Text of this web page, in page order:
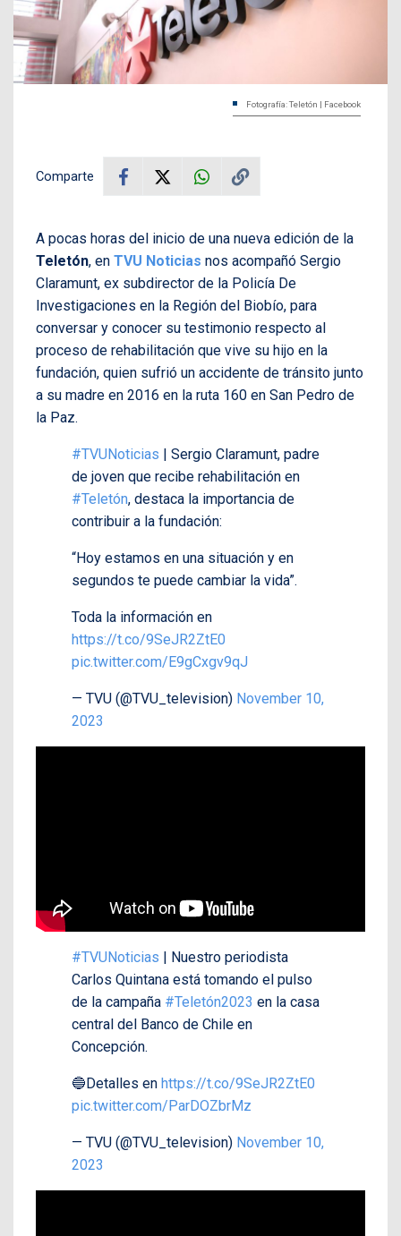
Fotografía: Teletón | Facebook
Comparte
A pocas horas del inicio de una nueva edición de la
Teletón, en TVU Noticias nos acompañó Sergio
Claramunt, ex subdirector de la Policía De
Investigaciones en la Región del Biobío, para
conversar y conocer su testimonio respecto al
proceso de rehabilitación que vive su hijo en la
fundación, quien sufrió un accidente de tránsito junto
a su madre en 2016 en la ruta 160 en San Pedro de
la Paz.
#TVUNoticias | Sergio Claramunt, padre
de joven que recibe rehabilitación en
#Teletón, destaca la importancia de
contribuir a la fundación:
“Hoy estamos en una situación y en
segundos te puede cambiar la vida”.
Toda la información en
https://t.co/9SeJR2ZtE0
pic.twitter.com/E9gCxgv9qJ
— TVU (@TVU_television) November 10,
2023
#TVUNoticias | Nuestro periodista
Carlos Quintana está tomando el pulso
de la campaña #Teletón2023 en la casa
central del Banco de Chile en
Concepción.
🔵Detalles en https://t.co/9SeJR2ZtE0
pic.twitter.com/ParDOZbrMz
— TVU (@TVU_television) November 10,
2023